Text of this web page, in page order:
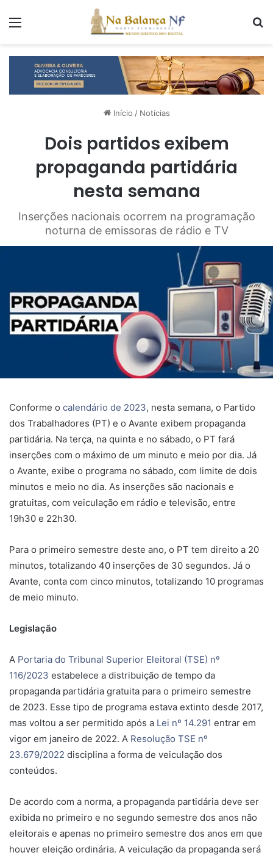
Início / Notícias
Dois partidos exibem
propaganda partidária
nesta semana
Inserções nacionais ocorrem na programação
noturna de emissoras de rádio e TV
Conforme o calendário de 2023, nesta semana, o Partido
dos Trabalhadores (PT) e o Avante exibem propaganda
partidária. Na terça, na quinta e no sábado, o PT fará
inserções com o máximo de um minuto e meio por dia. Já
o Avante, exibe o programa no sábado, com limite de dois
minutos e meio no dia. As inserções são nacionais e
gratuitas, com veiculação em rádio e televisão, entre
19h30 e 22h30.
Para o primeiro semestre deste ano, o PT tem direito a 20
minutos, totalizando 40 inserções de 30 segundos. Já o
Avante, conta com cinco minutos, totalizando 10 programas
de meio minuto.
Legislação
A Portaria do Tribunal Superior Eleitoral (TSE) nº
116/2023 estabelece a distribuição de tempo da
propaganda partidária gratuita para o primeiro semestre
de 2023. Esse tipo de programa estava extinto desde 2017,
mas voltou a ser permitido após a Lei nº 14.291 entrar em
vigor em janeiro de 2022. A Resolução TSE nº
23.679/2022 disciplina a forma de veiculação dos
conteúdos.
De acordo com a norma, a propaganda partidária deve ser
exibida no primeiro e no segundo semestre dos anos não
eleitorais e apenas no primeiro semestre dos anos em que
houver eleição ordinária. A veiculação da propaganda será